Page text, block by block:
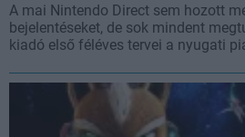
A mai Nintendo Direct sem hozott
bejelentéseket, de sok mindent
kiadó első féléves tervei a nyugati